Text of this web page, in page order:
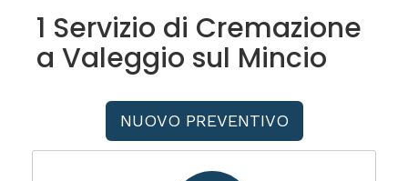
1 Servizio di Cremazione
a Valeggio sul Mincio
NUOVO PREVENTIVO